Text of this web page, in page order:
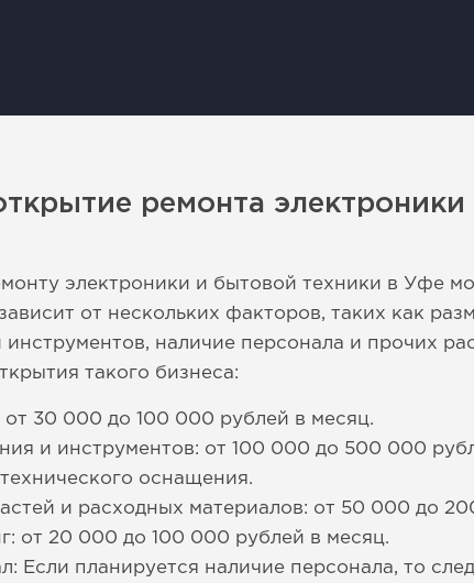
ремонта
электроники и бытовой техники в Уфе
от нескольких факторов, таких как
инструментов, наличие персонала и прочих
такого бизнеса:
30 000 до 100 000 рублей в месяц.
и инструментов: от 100 000 до 500 000
оснащения.
и расходных материалов: от 50 000 до
от 20 000 до 100 000 рублей в месяц.
Если планируется наличие персонала, то